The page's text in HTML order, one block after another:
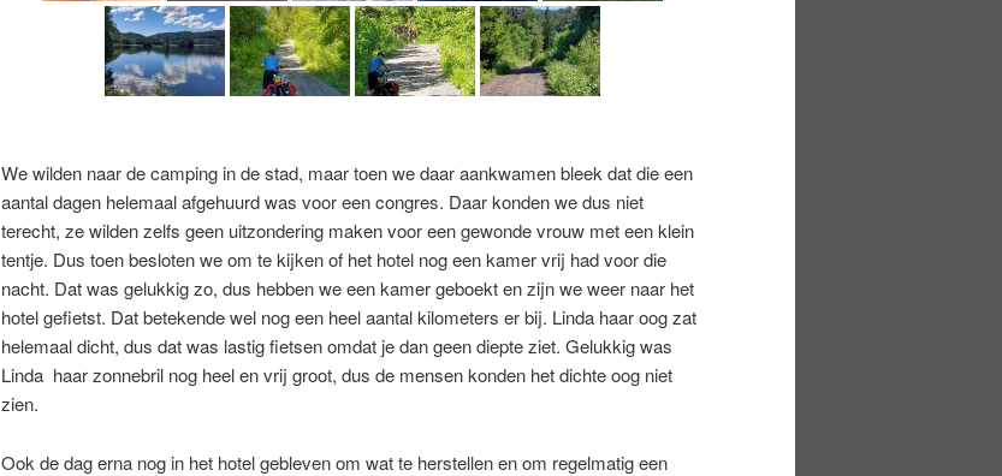
We wilden naar de camping in de stad, maar toen we daar aankwamen bleek dat die een
aantal dagen helemaal afgehuurd was voor een congres. Daar konden we dus niet
terecht, ze wilden zelfs geen uitzondering maken voor een gewonde vrouw met een klein
tentje. Dus toen besloten we om te kijken of het hotel nog een kamer vrij had voor die
nacht. Dat was gelukkig zo, dus hebben we een kamer geboekt en zijn we weer naar het
hotel gefietst. Dat betekende wel nog een heel aantal kilometers er bij. Linda haar oog zat
helemaal dicht, dus dat was lastig fietsen omdat je dan geen diepte ziet. Gelukkig was
Linda haar zonnebril nog heel en vrij groot, dus de mensen konden het dichte oog niet
zien.
Ook de dag erna nog in het hotel gebleven om wat te herstellen en om regelmatig een